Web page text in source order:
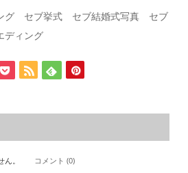
グ セブ挙式 セブ結婚式写真 セブ
ディング
。 コメント (0)